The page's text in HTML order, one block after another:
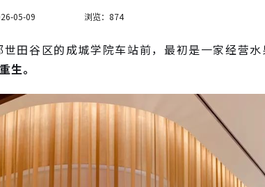
05-09 浏览：874
田谷区的成城学院车站前，最初是一家经营
生。